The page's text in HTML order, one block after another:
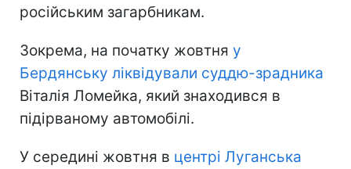
російським загарбникам.
Зокрема, на початку жовтня у
Бердянську ліквідували суддю-зрадника
Віталія Ломейка, який знаходився в
підірваному автомобілі.
У середині жовтня в центрі Луганська